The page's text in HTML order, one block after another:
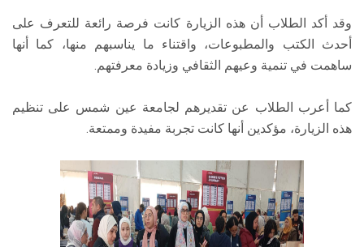
وقد أكد الطلاب أن هذه الزيارة كانت فرصة رائعة للتعرف على
أحدث الكتب والمطبوعات، واقتناء ما يناسبهم منها، كما أنها
ساهمت في تنمية وعيهم الثقافي وزيادة معرفتهم.
كما أعرب الطلاب عن تقديرهم لجامعة عين شمس على تنظيم
هذه الزيارة، مؤكدين أنها كانت تجربة مفيدة وممتعة.